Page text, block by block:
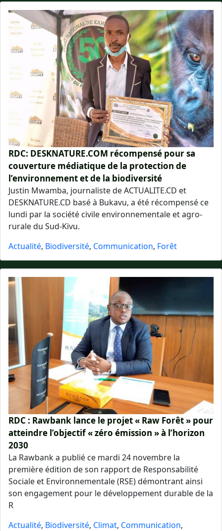
RDC: DESKNATURE.COM récompensé pour sa
couverture médiatique de la protection de
l’environnement et de la biodiversité
Justin Mwamba, journaliste de ACTUALITE.CD et
DESKNATURE.CD basé à Bukavu, a été récompensé ce
lundi par la société civile environnementale et agro-
rurale du Sud-Kivu.
Actualité, Biodiversité, Communication, Forêt
RDC : Rawbank lance le projet « Raw Forêt » pour
atteindre l’objectif « zéro émission » à l’horizon
2030
La Rawbank a publié ce mardi 24 novembre la
première édition de son rapport de Responsabilité
Sociale et Environnementale (RSE) démontrant ainsi
son engagement pour le développement durable de la
R
Actualité, Biodiversité, Climat, Communication,